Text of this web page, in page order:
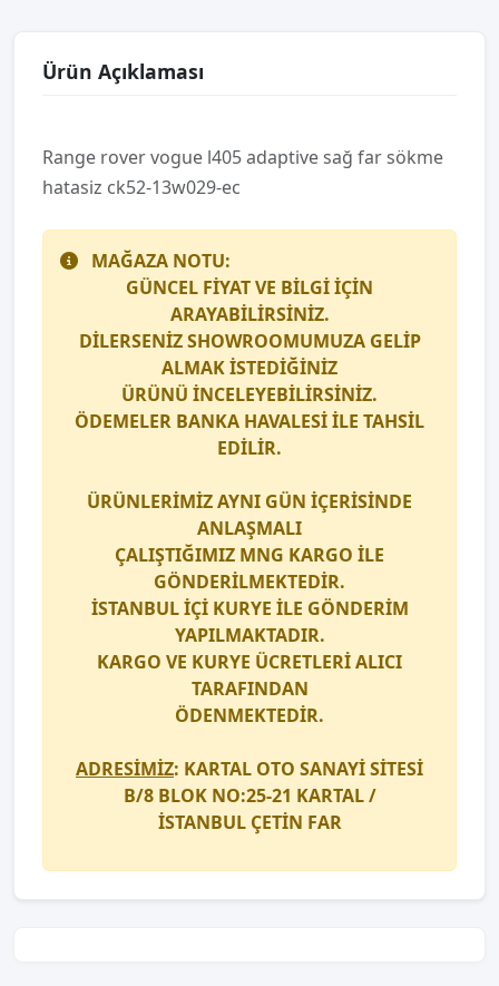
Ürün Açıklaması
Range rover vogue l405 adapti̇ve sağ far sökme
hatasiz ck52-13w029-ec
MAĞAZA NOTU:
GÜNCEL FİYAT VE BİLGİ İÇİN
ARAYABİLİRSİNİZ.
DİLERSENİZ SHOWROOMUMUZA GELİP
ALMAK İSTEDİĞİNİZ
ÜRÜNÜ İNCELEYEBİLİRSİNİZ.
ÖDEMELER BANKA HAVALESİ İLE TAHSİL
EDİLİR.
ÜRÜNLERİMİZ AYNI GÜN İÇERİSİNDE
ANLAŞMALI
ÇALIŞTIĞIMIZ MNG KARGO İLE
GÖNDERİLMEKTEDİR.
İSTANBUL İÇİ KURYE İLE GÖNDERİM
YAPILMAKTADIR.
KARGO VE KURYE ÜCRETLERİ ALICI
TARAFINDAN
ÖDENMEKTEDİR.
ADRESİMİZ: KARTAL OTO SANAYİ SİTESİ
B/8 BLOK NO:25-21 KARTAL /
İSTANBUL ÇETİN FAR